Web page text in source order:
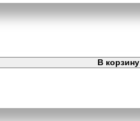
В корзину